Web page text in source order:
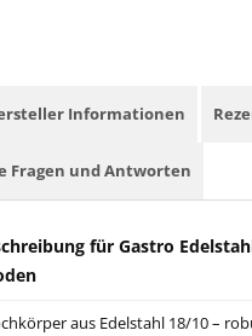
Informationen
Fragen und Antworten
für Gastro
aus Edelstahl 18/10 –